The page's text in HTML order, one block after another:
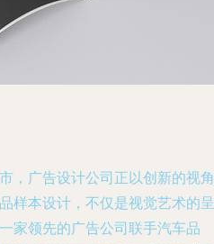
，广告设计公司正以创新的视角
样本设计，不仅是视觉艺术的呈
家领先的广告公司联手汽车品